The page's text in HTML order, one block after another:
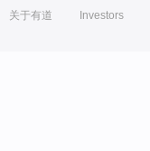
关于有道 Investors